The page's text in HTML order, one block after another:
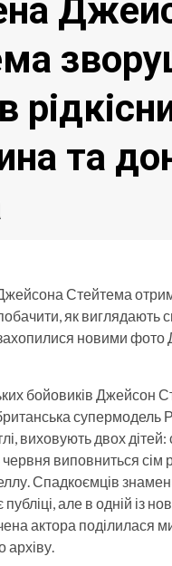
та
Стейтема
як виглядають
новими фото
бойовиків Джейсон
супермодель
виховують двох дітей:
виповниться сім
Спадкоємців
але в одній із
актора поділилася
архіву.